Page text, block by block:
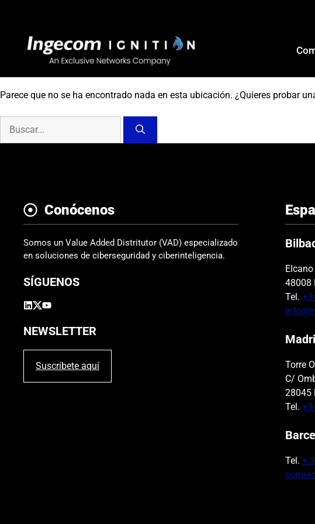
contenido
Parece que no se ha encontrado nada en esta ubicación. ¿Quieres probar
Conócenos
Somos un Value Added Distritutor (VAD) especializado
en soluciones de ciberseguridad y ciberinteligencia.
SÍGUENOS
NEWSLETTER
Suscríbete aquí
48008
Tel.
Torre
C/
28045
Tel.
Tel. +